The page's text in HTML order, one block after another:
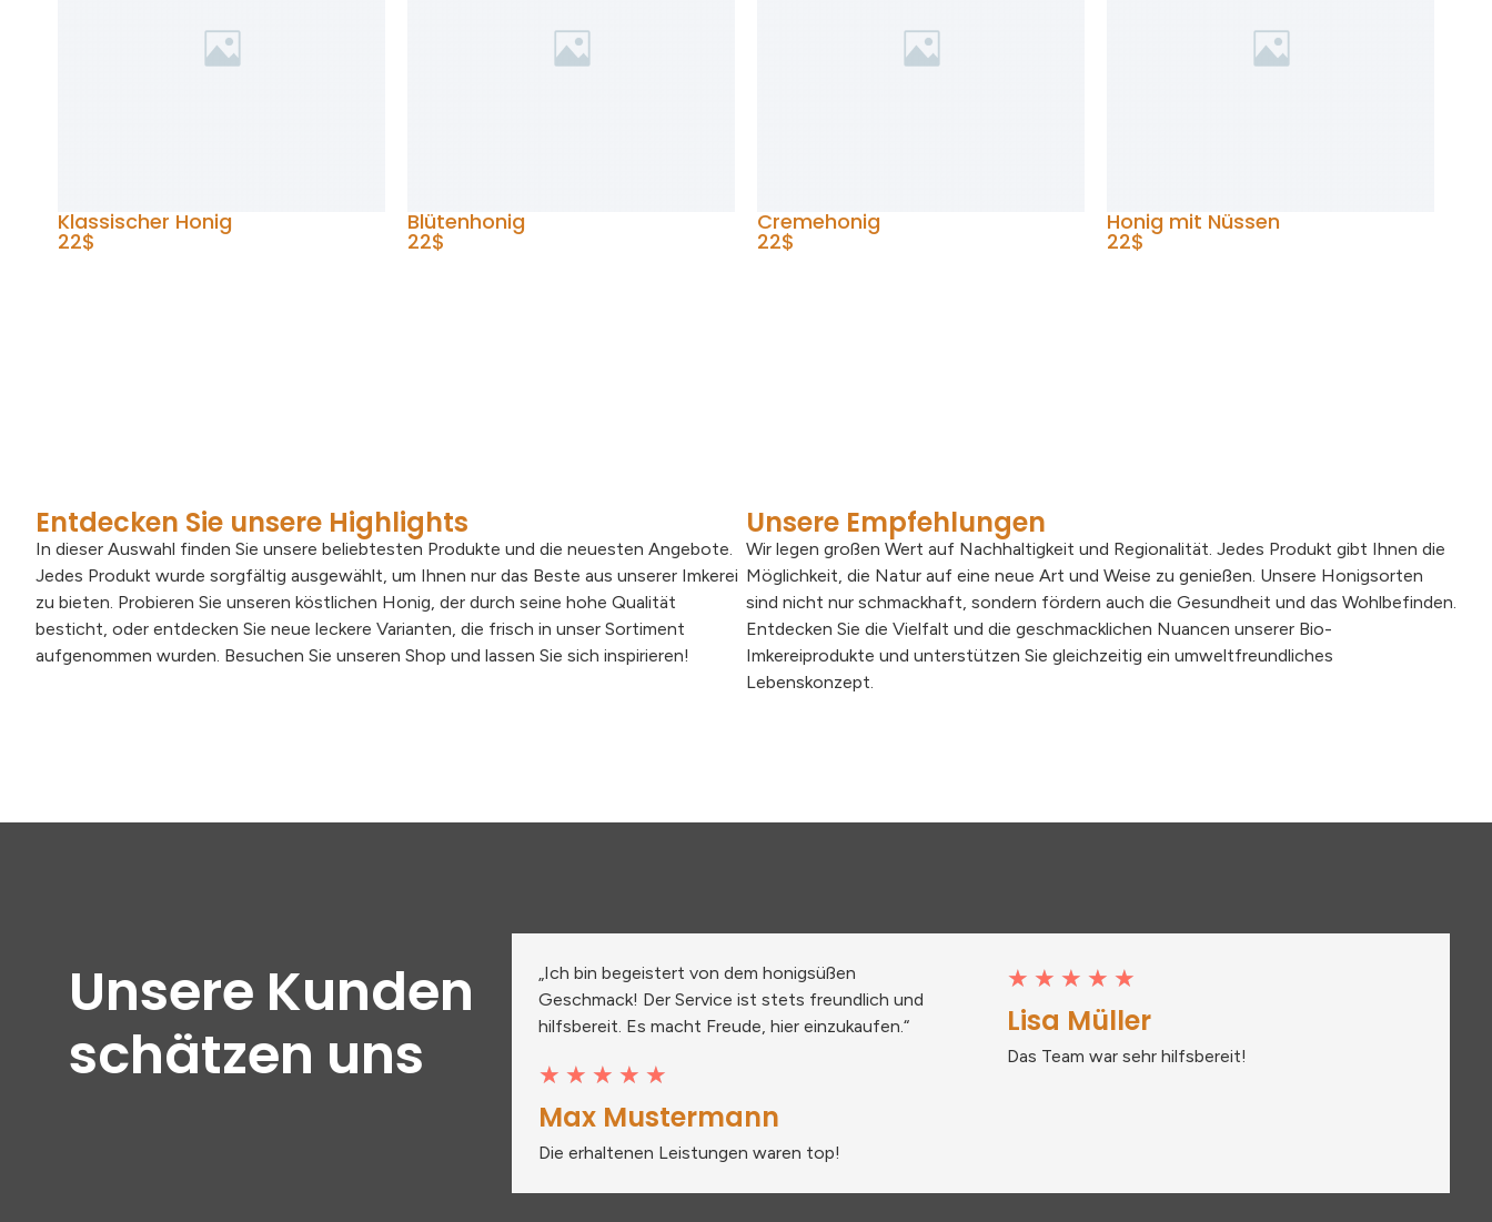
Klassischer Honig
22$
Blütenhonig
22$
Cremehonig
22$
Honig mit Nüssen
22$
Entdecken Sie unsere Highlights
In dieser Auswahl finden Sie unsere beliebtesten Produkte und die neuesten Angebote.
Jedes Produkt wurde sorgfältig ausgewählt, um Ihnen nur das Beste aus unserer Imkerei
zu bieten. Probieren Sie unseren köstlichen Honig, der durch seine hohe Qualität
besticht, oder entdecken Sie neue leckere Varianten, die frisch in unser Sortiment
aufgenommen wurden. Besuchen Sie unseren Shop und lassen Sie sich inspirieren!
Unsere Empfehlungen
Wir legen großen Wert auf Nachhaltigkeit und Regionalität. Jedes Produkt gibt Ihnen die
Möglichkeit, die Natur auf eine neue Art und Weise zu genießen. Unsere Honigsorten
sind nicht nur schmackhaft, sondern fördern auch die Gesundheit und das Wohlbefinden.
Entdecken Sie die Vielfalt und die geschmacklichen Nuancen unserer Bio-
Imkereiprodukte und unterstützen Sie gleichzeitig ein umweltfreundliches
Lebenskonzept.
Unsere Kunden
schätzen uns
„Ich bin begeistert von dem honigsüßen
Geschmack! Der Service ist stets freundlich und
hilfsbereit. Es macht Freude, hier einzukaufen.“
★ ★ ★ ★ ★
Max Mustermann
Die erhaltenen Leistungen waren top!
★ ★ ★ ★ ★
Lisa Müller
Das Team war sehr hilfsbereit!